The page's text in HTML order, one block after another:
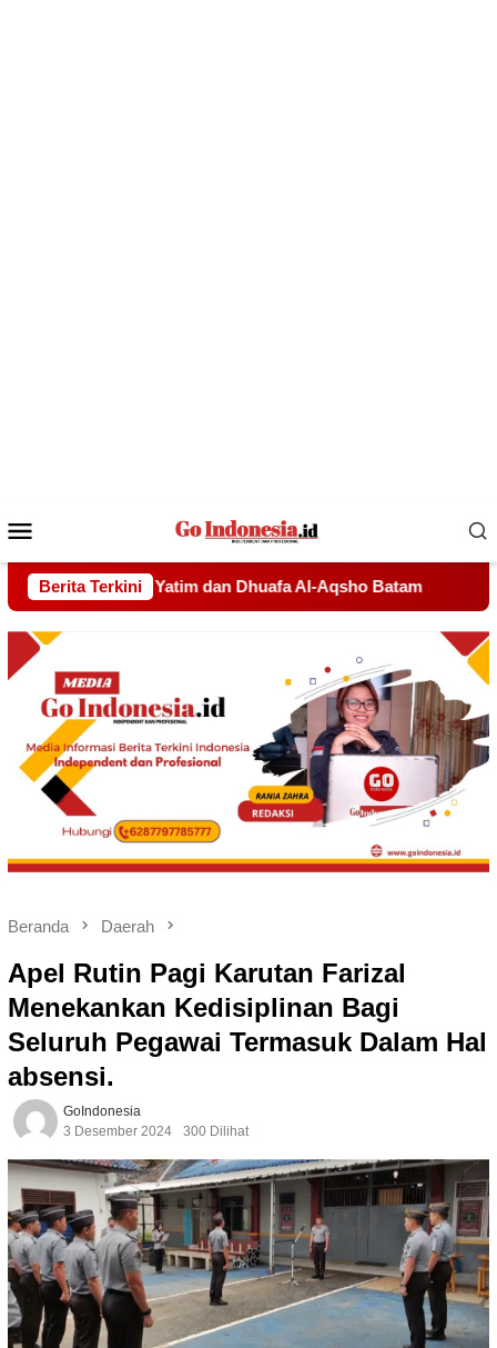
Mobile
Berita Terkini
Batam Udin Pelor Kirim Pesan Keras soal
Beranda Daerah
Apel Rutin Pagi Karutan Farizal
Menekankan Kedisiplinan Bagi
Seluruh Pegawai Termasuk Dalam Hal
absensi.
GoIndonesia
3 Desember 2024
300 Dilihat